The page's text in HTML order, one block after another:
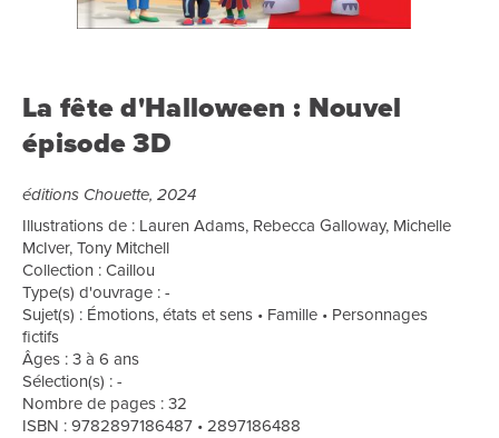
La fête d'Halloween : Nouvel
épisode 3D
éditions Chouette, 2024
Illustrations de : Lauren Adams, Rebecca Galloway, Michelle
McIver, Tony Mitchell
Collection : Caillou
Type(s) d'ouvrage : -
Sujet(s) : Émotions, états et sens • Famille • Personnages
fictifs
Âges : 3 à 6 ans
Sélection(s) : -
Nombre de pages : 32
ISBN : 9782897186487 • 2897186488